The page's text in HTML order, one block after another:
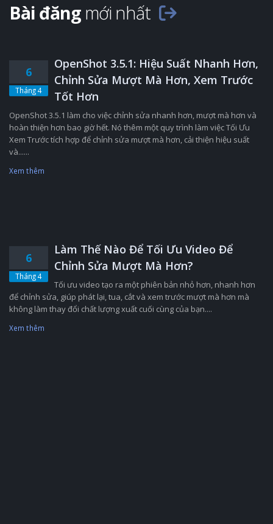
Bài đăng mới nhất
6
Tháng 4
OpenShot 3.5.1: Hiệu Suất Nhanh Hơn,
Chỉnh Sửa Mượt Mà Hơn, Xem Trước
Tốt Hơn
OpenShot 3.5.1 làm cho việc chỉnh sửa nhanh hơn, mượt mà hơn và
hoàn thiện hơn bao giờ hết. Nó thêm một quy trình làm việc Tối Ưu
Xem Trước tích hợp để chỉnh sửa mượt mà hơn, cải thiện hiệu suất
và......
Xem thêm
6
Tháng 4
Làm Thế Nào Để Tối Ưu Video Để
Chỉnh Sửa Mượt Mà Hơn?
Tối ưu video tạo ra một phiên bản nhỏ hơn, nhanh hơn
để chỉnh sửa, giúp phát lại, tua, cắt và xem trước mượt mà hơn mà
không làm thay đổi chất lượng xuất cuối cùng của bạn....
Xem thêm